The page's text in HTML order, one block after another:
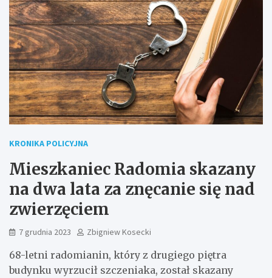
KRONIKA POLICYJNA
Mieszkaniec Radomia skazany
na dwa lata za znęcanie się nad
zwierzęciem
7 grudnia 2023 Zbigniew Kosecki
68-letni radomianin, który z drugiego piętra
budynku wyrzucił szczeniaka, został skazany